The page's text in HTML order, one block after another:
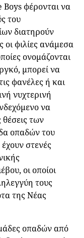
Boys φέρονται να
του
διατηρούν
φιλίες ανάμεσα
ονομάζονται
μπορεί να
φανέλες ή και
νυχτερινή
να
θέσεις των
οπαδών του
στενές
οι οποίοι
τους
της Νέας
οπαδών από